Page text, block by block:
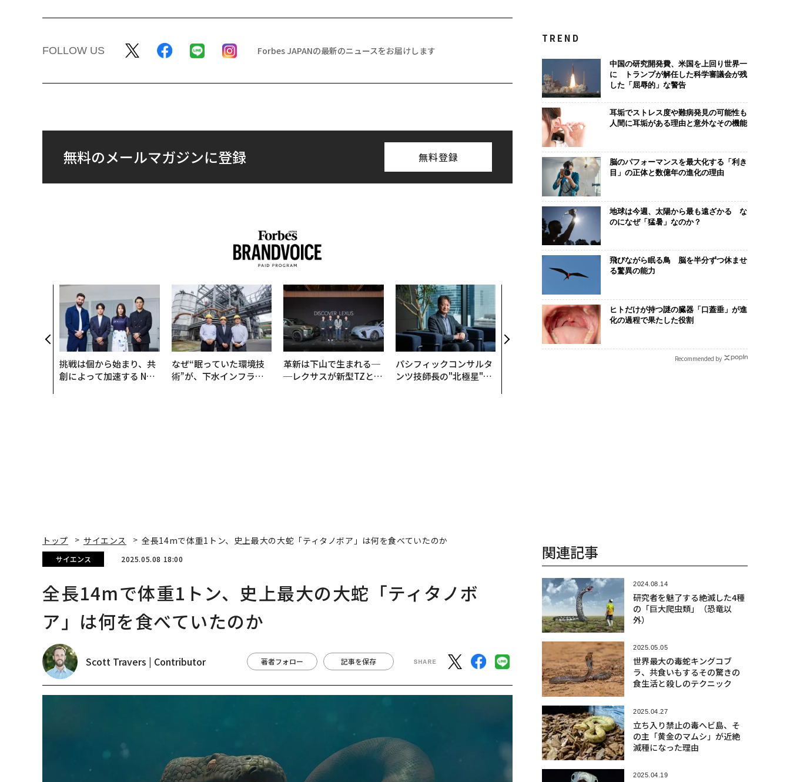
FOLLOW US Forbes JAPANの最新のニュースをお届けします
無料のメールマガジンに登録 無料登録
挑戦は個から始まり、共
創によって加速する NOR
なぜ“眠っていた環境技
術”が、下水インフラを
革新は下山で生まれる─
─レクサスが新型TZとE
パシフィックコンサルタ
ンツ技師長の"北極星"。
「コンディション」が成
果を左右する――「BAKUN
E」のTENTIALが支える
「挑戦者の明日」
「老舗は常に新しい」。
創業360年ＹＵＡＳＡと
カクシンCEO田尻望が語
“泊まる”を超
パシオが描く
TREND
中国の研究開発費、米国を上回り世界一
に トランプが解任した科学審議会が残
した「屈辱的」な警告
耳垢でストレス度や難病発見の可能性も
人間に耳垢がある理由と意外なその機能
脳のパフォーマンスを最大化する「利き
目」の正体と数億年の進化の理由
地球は今週、太陽から最も遠ざかる な
のになぜ「猛暑」なのか？
飛びながら眠る鳥 脳を半分ずつ休ませ
る驚異の能力
ヒトだけが持つ謎の臓器「口蓋垂」が進
化の過程で果たした役割
Recommended by
トップ サイエンス 全長14mで体重1トン、史上最大の大蛇「ティタノボア」は何を食べていたのか
サイエンス 2025.05.08 18:00
全長14mで体重1トン、史上最大の大蛇「ティタノボ
ア」は何を食べていたのか
Scott Travers | Contributor 著者フォロー 記事を保存
関連記事
2024.08.14
研究者を魅了する絶滅した4種
の「巨大爬虫類」（恐竜以
外）
2025.05.05
世界最大の毒蛇キングコブ
ラ、共食いもするその驚きの
食生活と殺しのテクニック
2025.04.27
立ち入り禁止の毒へビ島、そ
の主「黄金のマムシ」が近絶
滅種になった理由
2025.04.19